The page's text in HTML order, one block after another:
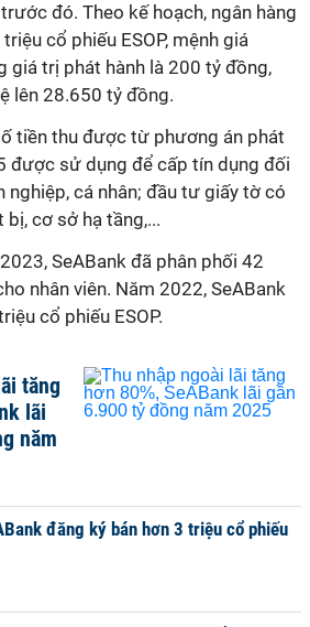
đó. Theo kế hoạch, ngân hàng
cổ phiếu ESOP, mệnh giá
giá trị phát hành là 200 tỷ đồng,
lên 28.650 tỷ đồng.
tiền thu được từ phương án phát
được sử dụng để cấp tín dụng đối
nghiệp, cá nhân; đầu tư giấy tờ có
cơ sở hạ tầng,...
SeABank đã phân phối 42
nhân viên. Năm 2022, SeABank
cổ phiếu ESOP.
tăng
lãi
năm
đăng ký bán hơn 3 triệu cổ phiếu